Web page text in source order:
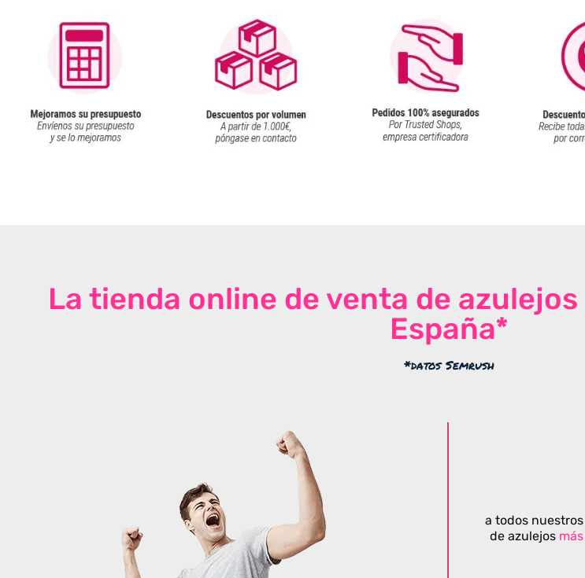
La tienda online de venta de azulejos
España*
*datos Semrush
a todos
de azulejos